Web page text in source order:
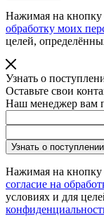
Нажимая на
обработку моих
целей,
Узнать о
Оставьте свои
Наш менеджер вам
Нажимая на кнопку
согласие на
условиях и для